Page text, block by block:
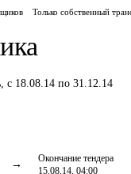
Только собственный
, с 18.08.14 по 31.12.14
Окончание тендера
15.08.14, 04:00